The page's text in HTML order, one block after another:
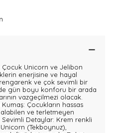
Çocuk Unicorn ve Jelibon
enerjisine ve hayal
ve çok sevimli bir
de gün boyu konforu bir arada
vazgeçilmezi olacak.
Çocukların hassas
ve terletmeyen
Detaylar: Krem renkli
(Tekboynuz),